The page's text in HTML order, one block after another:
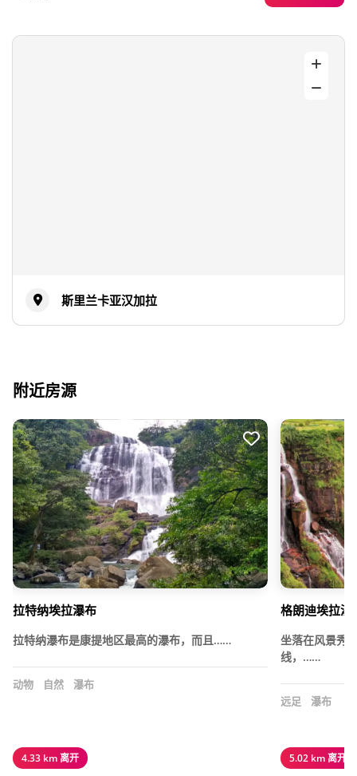
斯里兰卡亚汉加拉
附近房源
拉特纳埃拉瀑布
拉特纳瀑布是康提地区最高的瀑布，而且……
动物 自然 瀑布
4.33 km 离开
格朗迪埃拉瀑
坐落在风景秀
线，……
远足 瀑布
5.02 km 离开